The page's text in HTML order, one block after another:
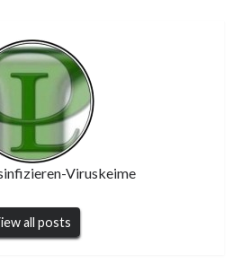
Viruskeime
all posts